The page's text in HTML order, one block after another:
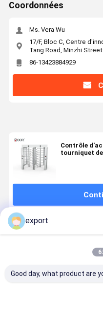
Coordonnées
Ms. Vera Wu
17/F, Bloc C, Centre
Tang Road, Minzhi
86-13423884929
Contrôle
tourniquet
Produits Recommandés
export
Good day, what product are